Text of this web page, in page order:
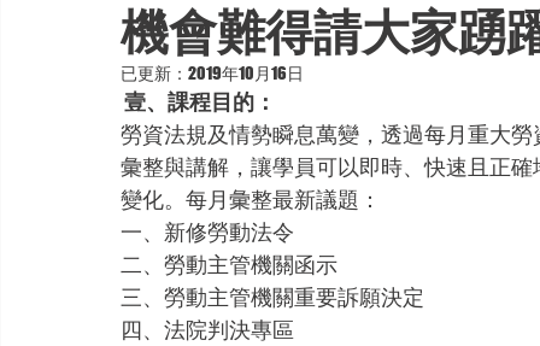
機會難得請大家踴
已更新： 2019年10月16日
壹、課程目的：
勞資法規及情勢瞬息萬變，透過每月重大
彙整與講解，讓學員可以即時、快速且正
變化。每月彙整最新議題：
一、新修勞動法令
二、勞動主管機關函示
三、勞動主管機關重要訴願決定
四、法院判決專區